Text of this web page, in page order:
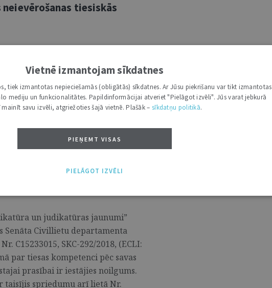
tiesiskās
lietā Nr. 2018-11-01 nu jau
lietā Nr. 2017-17-01
dod skaidru vēstījumu,[1] ka
pienācīgam un caurspīdīgam, tā
ēra nu ir beigusies. ...
patērētāja kā vājākas
prasības noilguma
termiņi
un judikatūras jaunumi”
Senāta Civillietu departamenta
C15233015, SKC-292/2018, (ECLI:
par tiesas kompetenci pēc savas
prasībai ir iestājies noilgums.
taisījis spriedumu arī lietā Nr.
Vietnē izmantojam sīkdatnes
tiek izmantotas nepieciešamās (obligātās) sīkdatnes. Ar Jūsu piekrišanu var tikt izmantotas
mediju un funkcionalitātes. Papildinformācijai atveriet "Pielāgot izvēli". Jūs varat jebkurā
savu izvēli, atgriežoties šajā vietnē. Plašāk – sīkdatņu politikā.
PIEŅEMT VISAS
PIELĀGOT IZVĒLI